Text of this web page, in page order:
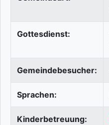
Gottesdienst:
Gemeindebesucher:
Sprachen:
Kinderbetreuung: